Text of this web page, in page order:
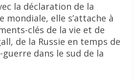
la déclaration de la
mondiale, elle s’attache à
clés de la vie et de
de la Russie en temps de
guerre dans le sud de la